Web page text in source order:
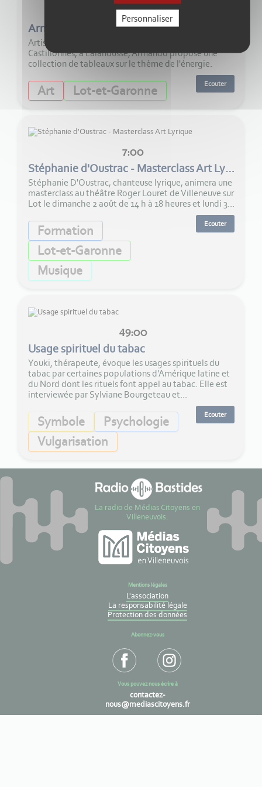
5:00
Armando Bergallo expose à Lalandusse
Artiste originaire d"Uruguay, installé à côté de
Castillonnès, à Lalandusse, Armando propose une
collection de tableaux sur le thème de l'énergie.
Art Lot-et-Garonne Ecouter
7:00
Stéphanie d'Oustrac - Masterclass Art Lyrique
Stéphanie D'Oustrac, chanteuse lyrique, animera une
masterclass au théâtre Roger Louret de Villeneuve sur
Lot le dimanche 2 août de 14 h à 18 heures et lundi 3...
Formation
Lot-et-Garonne
Musique
Ecouter
49:00
Usage spirituel du tabac
Youki, thérapeute, évoque les usages spirituels du
tabac par certaines populations d'Amérique latine et
du Nord dont les rituels font appel au tabac. Elle est
interviewée par Sylviane Bourgeteau et...
Symbole
Psychologie
Vulgarisation
Ecouter
La radio de Médias Citoyens en
Villeneuvois.
Mentions légales
L'association
La responsabilité légale
Protection des données
Abonnez-vous
Vous pouvez nous écrire à
contactez-
nous@mediascitoyens.fr
Personnaliser